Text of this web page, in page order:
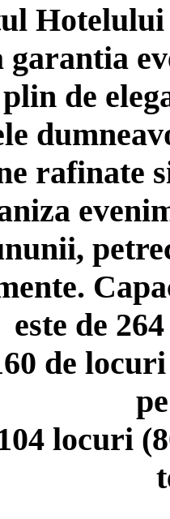
garantia
de
rafinate
este de
de
locuri